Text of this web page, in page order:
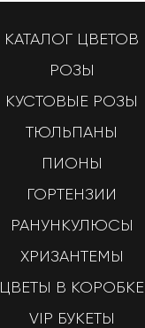
КАТАЛОГ ЦВЕТОВ
РОЗЫ
КУСТОВЫЕ РОЗЫ
ТЮЛЬПАНЫ
ПИОНЫ
ГОРТЕНЗИИ
РАНУНКУЛЮСЫ
ХРИЗАНТЕМЫ
ЦВЕТЫ В КОРОБКЕ
VIP БУКЕТЫ